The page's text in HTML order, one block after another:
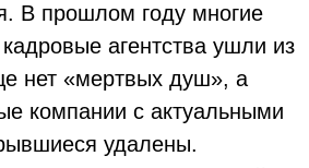
В прошлом году многие
агентства ушли из
нет «мертвых душ», а
компании с актуальными
удалены.